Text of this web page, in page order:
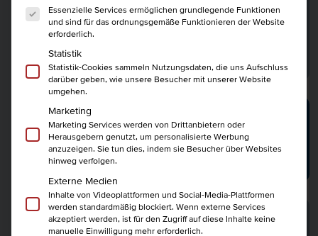
inkl. Ausbildung der Ausbilder
588 U.-Std. 14.10.2026 5 080
mehr erfahren
Geprüfter Personalfachkaufmann IHK
588 U.-Std. 14.10.2026
mehr erfahren
Geprüfter Betriebswirt IHK - Master
Professional in Business Management
Essenzielle Services ermöglichen grundlegende Funktionen
und sind für das ordnungsgemäße Funktionieren der Website
erforderlich.
Statistik
Statistik-Cookies sammeln Nutzungsdaten, die uns Aufschluss
darüber geben, wie unsere Besucher mit unserer Website
umgehen.
Marketing
Marketing Services werden von Drittanbietern oder
Herausgebern genutzt, um personalisierte Werbung
anzuzeigen. Sie tun dies, indem sie Besucher über Websites
hinweg verfolgen.
Externe Medien
Inhalte von Videoplattformen und Social-Media-Plattformen
werden standardmäßig blockiert. Wenn externe Services
akzeptiert werden, ist für den Zugriff auf diese Inhalte keine
manuelle Einwilligung mehr erforderlich.